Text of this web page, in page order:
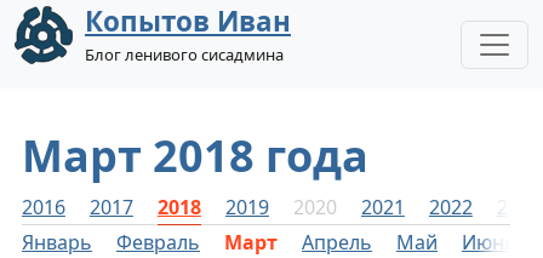
Копытов Иван
Блог ленивого сисадмина
Март 2018 года
2016 2017 2018 2019 2020 2021 2022
2023
Январь
Февраль Март Апрель Май Июнь